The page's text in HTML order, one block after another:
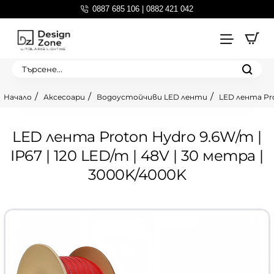
0887 685 106 | 0882 421 042
Търсене...
LED лента Proton Hydro 9.6W/m |
IP67 | 120 LED/m | 48V | 30 метра |
3000K/4000K
Аксесоари Водоустойчиви LED ленти LED лента